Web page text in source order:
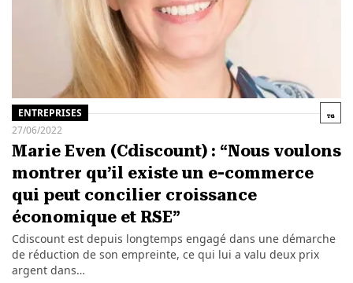
ENTREPRISES
27/06/2022
Marie Even (Cdiscount) : “Nous voulons
montrer qu’il existe un e-commerce
qui peut concilier croissance
économique et RSE”
Cdiscount est depuis longtemps engagé dans une démarche
de réduction de son empreinte, ce qui lui a valu deux prix
argent dans…